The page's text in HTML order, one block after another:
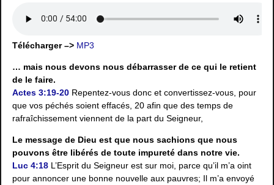
Télécharger –> MP3
… mais nous devons nous débarrasser de ce qui le retient
de le faire.
Actes 3:19-20 Repentez-vous donc et convertissez-vous, pour
que vos péchés soient effacés, 20 afin que des temps de
rafraîchissement viennent de la part du Seigneur,
Le message de Dieu est que nous sachions que nous
pouvons être libérés de toute impureté dans notre vie.
Luc 4:18 L’Esprit du Seigneur est sur moi, parce qu’il m’a oint
pour annoncer une bonne nouvelle aux pauvres; Il m’a envoyé